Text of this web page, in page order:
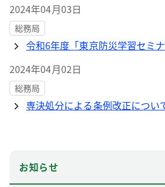
2024年04月03日
総務局
令和6年度「東京防災学習セミ
2024年04月02日
総務局
専決処分による条例改正につい
お知らせ